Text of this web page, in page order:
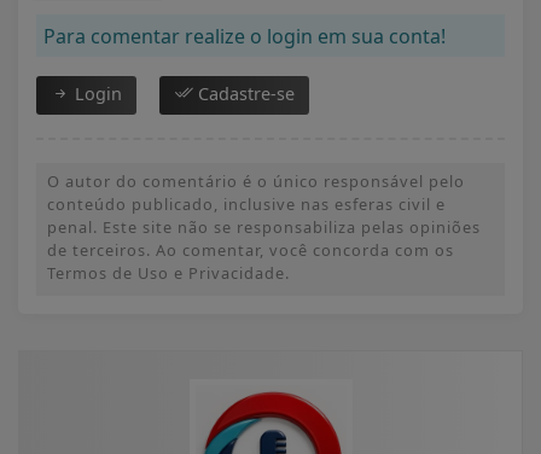
Para comentar realize o login em sua conta!
Login Cadastre-se
O autor do comentário é o único responsável pelo
conteúdo publicado, inclusive nas esferas civil e
penal. Este site não se responsabiliza pelas opiniões
de terceiros. Ao comentar, você concorda com os
Termos de Uso e Privacidade.